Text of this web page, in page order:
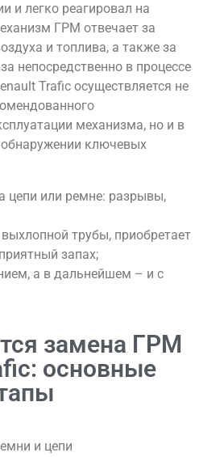
и легко реагировал на
ГРМ отвечает за
и топлива, а также за
непосредственно в процессе
Trafic осуществляется не
механизма, но и в
ключевых
цепи или ремне: разрывы,
трубы, приобретает
запах;
а в дальнейшем – и с
замена ГРМ
основные
и цепи